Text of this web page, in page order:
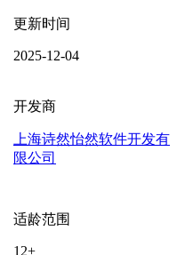
更新时间
2025-12-04
开发商
上海诗然怡然软件开发有
限公司
适龄范围
12+